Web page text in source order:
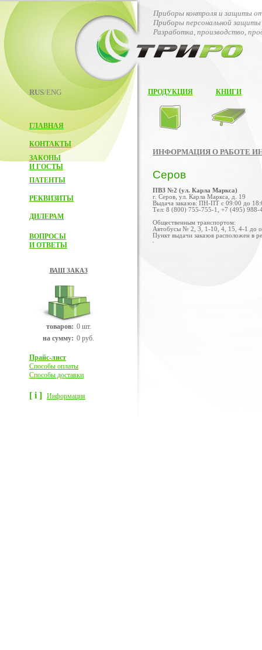
RUS/ENG
ГЛАВНАЯ
КОНТАКТЫ
ЗАКОНЫ
И ГОСТЫ
ПАТЕНТЫ
РЕКВИЗИТЫ
ДИЛЕРАМ
ВОПРОСЫ
И ОТВЕТЫ
ВАШ ЗАКАЗ
товаров: 0 шт.
на сумму: 0 руб.
Прайс-лист
Способы оплаты
Способы доставки
[ i ] Информация
Приборы контроля и защиты
Приборы персональной
Разработка, производство,
ПРОДУКЦИЯ КНИГИ
ИНФОРМАЦИЯ О РАБОТЕ
Серов
ПВЗ №2 (ул. Карла Маркса)
г. Серов, ул. Карла Маркса, д. 19
Выдача заказов: ПН-ПТ с 09:00 до
Тел: 8 (800) 755-755-1, +7 (495)
Общественным транспортом:
Автобусы № 2, 3, 1-10, 4, 15, 4-1 до
Пункт выдачи заказов расположен в